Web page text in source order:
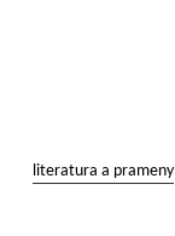
literatura a prameny